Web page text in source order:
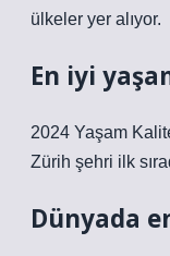
ülkeler yer alıyor.
En iyi
2024 Yaşam
Zürih şehri ilk
Dünyada